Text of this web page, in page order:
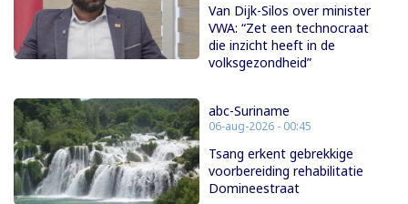
Van Dijk-Silos over minister
VWA: “Zet een technocraat
die inzicht heeft in de
volksgezondheid”
abc-Suriname
06-aug-2026 - 00:45
Tsang erkent gebrekkige
voorbereiding rehabilitatie
Domineestraat